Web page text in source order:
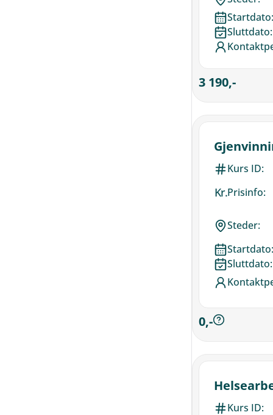
Startdato:
Sluttdato:
3 190,-
Kurs ID:
Kr.Prisinfo:
Steder:
Startdato:
Sluttdato:
0,-
Kurs ID: